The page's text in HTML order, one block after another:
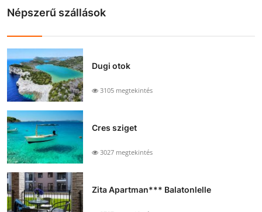
Népszerű szállások
Dugi otok
3105 megtekintés
Cres sziget
3027 megtekintés
Zita Apartman*** Balatonlelle